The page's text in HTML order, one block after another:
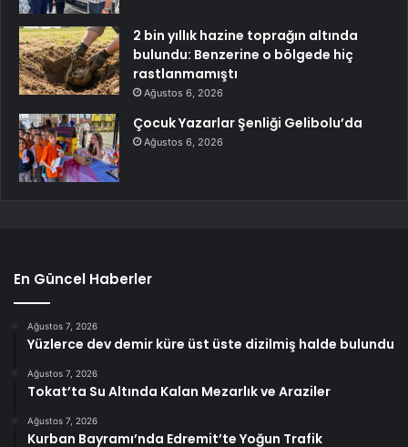
2 bin yıllık hazine toprağın altında
bulundu: Benzerine o bölgede hiç
rastlanmamıştı
Ağustos 6, 2026
Çocuk Yazarlar Şenliği Gelibolu’da
Ağustos 6, 2026
En Güncel Haberler
Ağustos 7, 2026
Yüzlerce dev demir küre üst üste dizilmiş halde bulundu
Ağustos 7, 2026
Tokat’ta Su Altında Kalan Mezarlık ve Araziler
Ağustos 7, 2026
Kurban Bayramı’nda Edremit’te Yoğun Trafik